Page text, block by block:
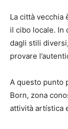
La città vecchia
il cibo locale. In
dagli stili
provare
A questo punto
Born, zona
attività artística